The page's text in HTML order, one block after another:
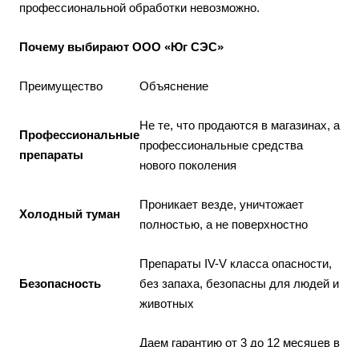
профессиональной обработки невозможно.
Почему выбирают ООО «Юг СЭС»
Преимущество Объяснение
Профессиональные
препараты
Не те, что продаются в магазинах, а
профессиональные средства
нового поколения
Холодный туман
Проникает везде, уничтожает
полностью, а не поверхностно
Безопасность
Препараты IV-V класса опасности,
без запаха, безопасны для людей и
животных
Даем гарантию от 3 до 12 месяцев в